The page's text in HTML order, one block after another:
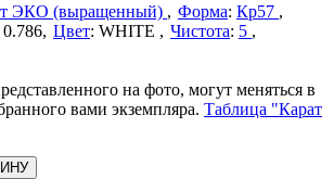
ЭКО (выращенный)
Форма: Кр57
0.786 Цвет: WHITE Чистота: 5
на фото, могут меняться в
вами экземпляра. Таблица "Карат